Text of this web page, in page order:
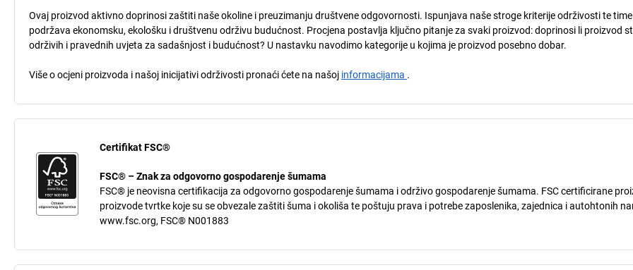
Ovaj proizvod aktivno doprinosi zaštiti naše okoline i preuzimanju društvene odgovornosti. Ispunjava naše stroge kriterije održivosti te time
podržava ekonomsku, ekološku i društvenu održivu budućnost. Procjena postavlja ključno pitanje za svaki proizvod: doprinosi li proizvod
održivih i pravednih uvjeta za sadašnjost i budućnost? U nastavku navodimo kategorije u kojima je proizvod posebno dobar.
Više o ocjeni proizvoda i našoj inicijativi održivosti pronaći ćete na našoj informacijama .
Certifikat FSC®
FSC® – Znak za odgovorno gospodarenje šumama
FSC® je neovisna certifikacija za odgovorno gospodarenje šumama i održivo gospodarenje šumama. FSC certificirane
proizvode tvrtke koje su se obvezale zaštiti šuma i okoliša te poštuju prava i potrebe zaposlenika, zajednica i autohtonih
www.fsc.org, FSC® N001883